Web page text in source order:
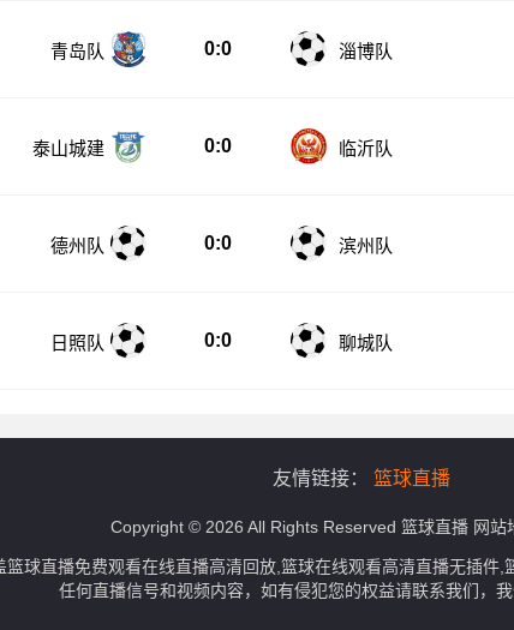
青岛队 0:0 淄博队
泰山城建 0:0 临沂队
德州队 0:0 滨州队
日照队 0:0 聊城队
友情链接： 篮球直播
Copyright © 2026 All Rights Reserved 篮球直播 网站
球直播免费观看在线直播高清回放,篮球在线观看高清直播无插
任何直播信号和视频内容，如有侵犯您的权益请联系我们，我